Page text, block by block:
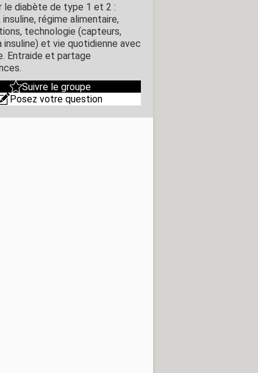
le diabète de type 1 et 2 :
régime alimentaire,
technologie (capteurs,
insuline) et vie quotidienne avec
Entraide et partage
Suivre le groupe
Posez votre question